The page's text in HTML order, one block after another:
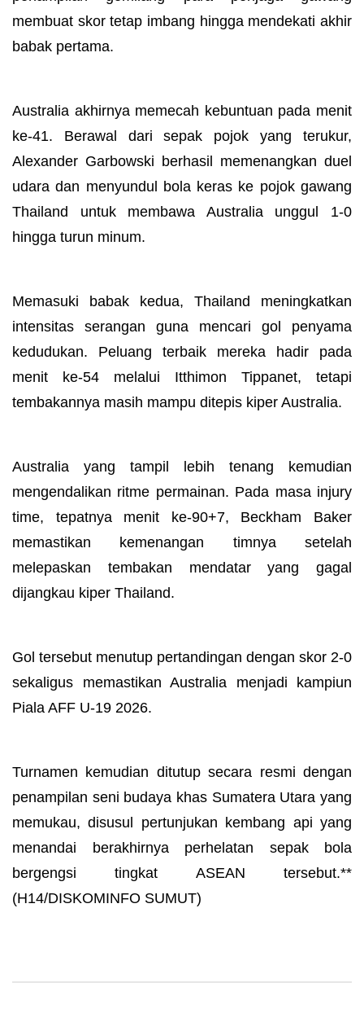
membuat skor tetap imbang hingga mendekati akhir
babak pertama.
Australia akhirnya memecah kebuntuan pada menit
ke-41. Berawal dari sepak pojok yang terukur,
Alexander Garbowski berhasil memenangkan duel
udara dan menyundul bola keras ke pojok gawang
Thailand untuk membawa Australia unggul 1-0
hingga turun minum.
Memasuki babak kedua, Thailand meningkatkan
intensitas serangan guna mencari gol penyama
kedudukan. Peluang terbaik mereka hadir pada
menit ke-54 melalui Itthimon Tippanet, tetapi
tembakannya masih mampu ditepis kiper Australia.
Australia yang tampil lebih tenang kemudian
mengendalikan ritme permainan. Pada masa injury
time, tepatnya menit ke-90+7, Beckham Baker
memastikan kemenangan timnya setelah
melepaskan tembakan mendatar yang gagal
dijangkau kiper Thailand.
Gol tersebut menutup pertandingan dengan skor 2-0
sekaligus memastikan Australia menjadi kampiun
Piala AFF U-19 2026.
Turnamen kemudian ditutup secara resmi dengan
penampilan seni budaya khas Sumatera Utara yang
memukau, disusul pertunjukan kembang api yang
menandai berakhirnya perhelatan sepak bola
bergengsi tingkat ASEAN tersebut.**
(H14/DISKOMINFO SUMUT)